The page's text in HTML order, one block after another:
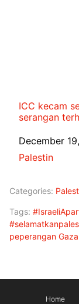
ICC kecam
serangan
Date
December
In relation to
Palestin
Categories:
Tags:
peperangan Gaza
Home